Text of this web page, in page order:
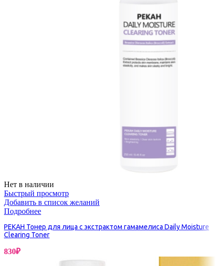
Нет в наличии
Быстрый просмотр
Добавить в список желаний
Подробнее
PEKAH Тонер для лица с экстрактом гамамелиса Daily Moisture
Clearing Toner
830₽